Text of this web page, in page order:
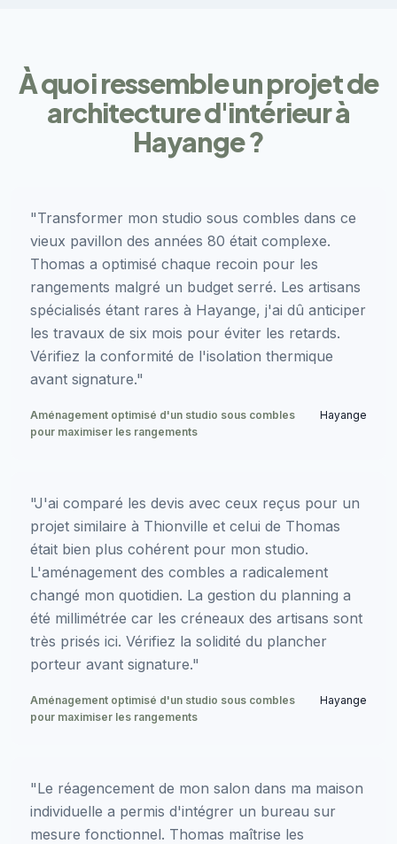
À quoi ressemble un projet de
architecture d'intérieur à
Hayange ?
"Transformer mon studio sous combles dans ce
vieux pavillon des années 80 était complexe.
Thomas a optimisé chaque recoin pour les
rangements malgré un budget serré. Les artisans
spécialisés étant rares à Hayange, j'ai dû anticiper
les travaux de six mois pour éviter les retards.
Vérifiez la conformité de l'isolation thermique
avant signature."
Aménagement optimisé d'un studio sous combles
pour maximiser les rangements
Hayange
"J'ai comparé les devis avec ceux reçus pour un
projet similaire à Thionville et celui de Thomas
était bien plus cohérent pour mon studio.
L'aménagement des combles a radicalement
changé mon quotidien. La gestion du planning a
été millimétrée car les créneaux des artisans sont
très prisés ici. Vérifiez la solidité du plancher
porteur avant signature."
Aménagement optimisé d'un studio sous combles
pour maximiser les rangements
Hayange
"Le réagencement de mon salon dans ma maison
individuelle a permis d'intégrer un bureau sur
mesure fonctionnel. Thomas maîtrise les